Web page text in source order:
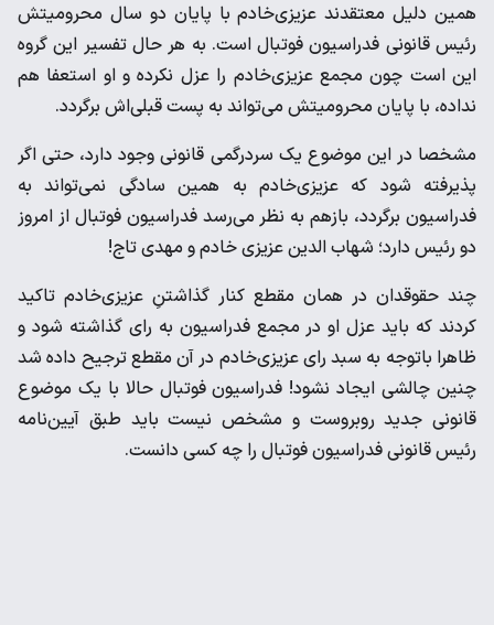
همین دلیل معتقدند عزیزی‌خادم با پایان دو سال محرومیتش
رئیس قانونی فدراسیون فوتبال است. به هر حال تفسیر این گروه
این است چون مجمع عزیزی‌خادم را عزل نکرده و او استعفا هم
نداده، با پایان محرومیتش می‌تواند به پست قبلی‌اش برگردد.
مشخصا در این موضوع یک سردرگمی قانونی وجود دارد، حتی اگر
پذیرفته شود که عزیزی‌خادم به همین سادگی نمی‌تواند به
فدراسیون برگردد، بازهم به نظر می‌رسد فدراسیون فوتبال از امروز
دو رئیس دارد؛ شهاب الدین عزیزی خادم و مهدی تاج!
چند حقوقدان در همان مقطع کنار گذاشتنِ عزیزی‌خادم تاکید
کردند که باید عزل او در مجمع فدراسیون به رای گذاشته شود و
ظاهرا باتوجه به سبد رای عزیزی‌خادم در آن مقطع ترجیح داده شد
چنین چالشی ایجاد نشود! فدراسیون فوتبال حالا با یک موضوع
قانونی جدید روبروست و مشخص نیست باید طبق آیین‌نامه
رئیس قانونی فدراسیون فوتبال را چه کسی دانست.